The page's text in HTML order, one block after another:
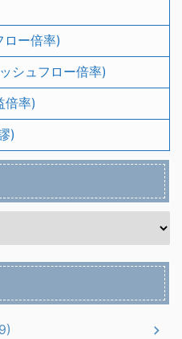
ロー倍率)
シュフロー倍率)
倍率)
)